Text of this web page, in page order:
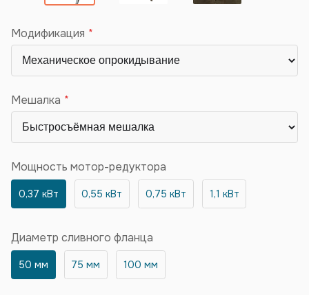
Модификация
Мешалка
Мощность мотор-редуктора
0,37 кВт 0,55 кВт 0,75 кВт 1,1 кВт
Диаметр сливного фланца
50 мм 75 мм 100 мм